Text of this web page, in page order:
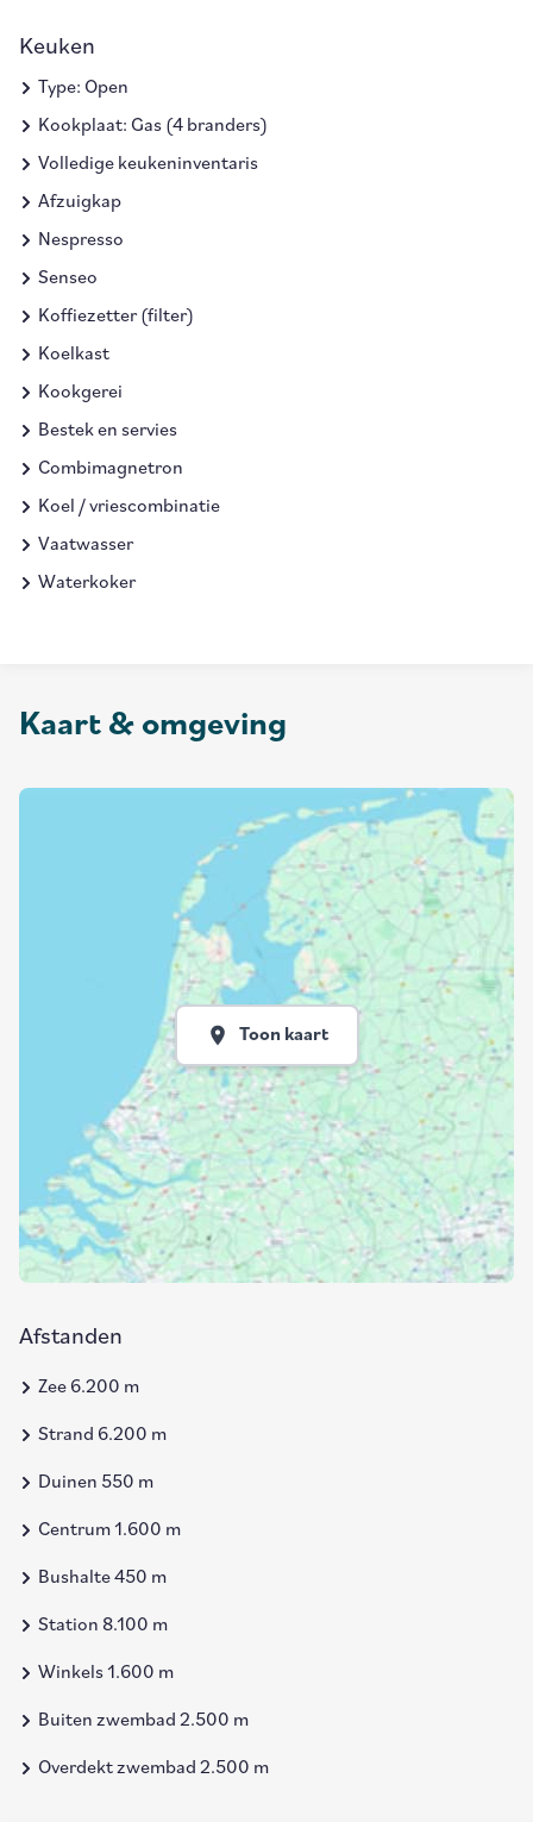
Keuken
Type: Open
Kookplaat: Gas (4 branders)
Volledige keukeninventaris
Afzuigkap
Nespresso
Senseo
Koffiezetter (filter)
Koelkast
Kookgerei
Bestek en servies
Combimagnetron
Koel / vriescombinatie
Vaatwasser
Waterkoker
Kaart & omgeving
Toon kaart
Afstanden
Zee 6.200 m
Strand 6.200 m
Duinen 550 m
Centrum 1.600 m
Bushalte 450 m
Station 8.100 m
Winkels 1.600 m
Buiten zwembad 2.500 m
Overdekt zwembad 2.500 m